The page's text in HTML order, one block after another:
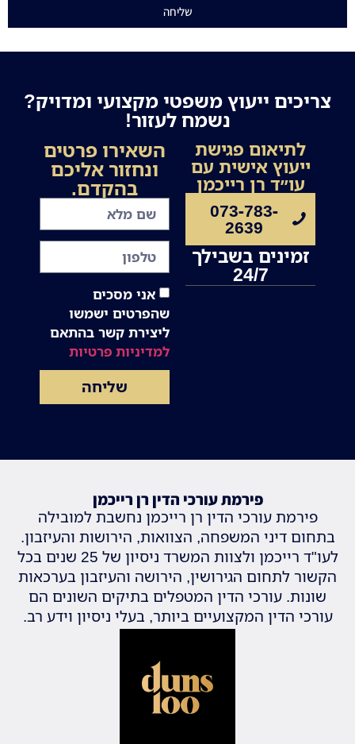
שליחה
צריכים ייעוץ משפטי מקצועי ומדויק?
נשמח לעזור!
לתיאום פגישת
ייעוץ אישית עם
עו״ד רן רייכמן
073-783-
2639
זמינים בשבילך
24/7
השאירו פרטים
ונחזור אליכם
בהקדם.
אני מסכים
שהפרטים ישמשו
ליצירת קשר בהתאם
למדיניות פרטיות
שליחה
פירמת עורכי הדין רן רייכמן
פירמת עורכי הדין רן רייכמן נחשבת למובילה
בתחום דיני המשפחה, הצוואות, הירושות והעיזבון.
לעו"ד רייכמן ולצוות המשרד ניסיון של 25 שנים בכל
הקשור לתחום הגירושין, הירושה והעיזבון בערכאות
שונות. עורכי הדין המטפלים בתיקים השונים הם
עורכי הדין המקצועיים ביותר, בעלי ניסיון וידע רב.